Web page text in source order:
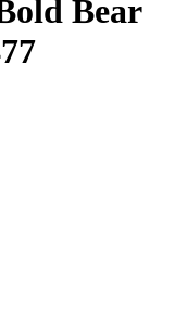
Bear